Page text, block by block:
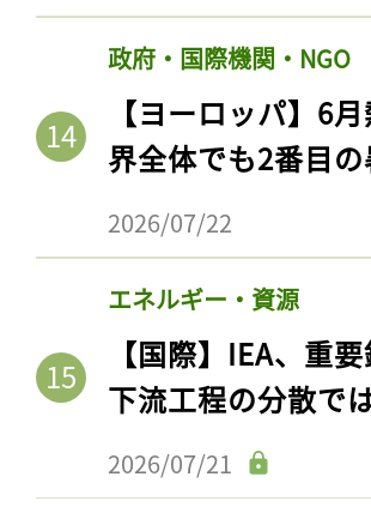
政府・国際機関・NGO
【ヨーロッパ】6
界全体でも2番目
2026/07/22
エネルギー・資源
【国際】IEA、重
下流工程の分散で
2026/07/21